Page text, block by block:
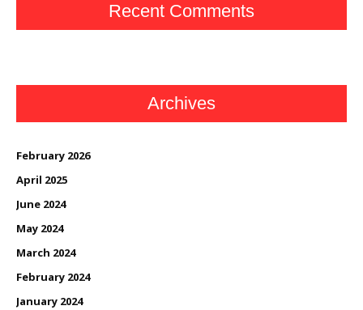
Recent Comments
Archives
February 2026
April 2025
June 2024
May 2024
March 2024
February 2024
January 2024